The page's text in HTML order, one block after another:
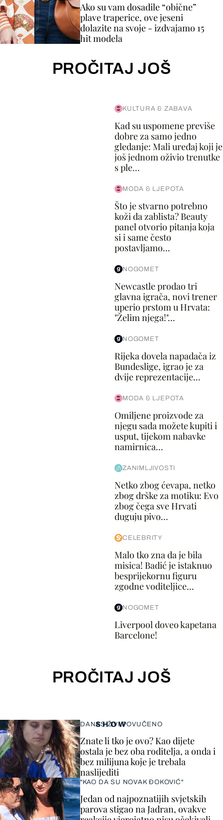
Ako su vam dosadile “obične”
plave traperice, ove jeseni
dolazite na svoje - izdvajamo 15
hit modela
PROČITAJ JOŠ
KULTURA & ZABAVA
Kad su uspomene previše
dobre za samo jedno
gledanje: Mali uređaj koji je
još jednom oživio trenutke
s ple...
MODA & LJEPOTA
Što je stvarno potrebno
koži da zablista? Beauty
panel otvorio pitanja koja
si i same često
postavljamo...
NOGOMET
Newcastle prodao tri
glavna igrača, novi trener
uperio prstom u Hrvata:
"Želim njega!"...
NOGOMET
Rijeka dovela napadača iz
Bundeslige, igrao je za
dvije reprezentacije...
MODA & LJEPOTA
Omiljene proizvode za
njegu sada možete kupiti i
usput, tijekom nabavke
namirnica...
ZANIMLJIVOSTI
Netko zbog ćevapa, netko
zbog drške za motiku: Evo
zbog čega sve Hrvati
duguju pivo...
CELEBRITY
Malo tko zna da je bila
misica! Badić je istaknuo
besprijekornu figuru
zgodne voditeljice...
NOGOMET
Liverpool doveo kapetana
Barcelone!
PROČITAJ JOŠ
SHOW
DANAS ŽIVI POVUČENO
Znate li tko je ovo? Kao dijete
ostala je bez oba roditelja, a onda i
bez milijuna koje je trebala
naslijediti
"KAO DA SU NOVAK ĐOKOVIĆ"
Jedan od najpoznatijih svjetskih
parova stigao na Jadran, ovakve